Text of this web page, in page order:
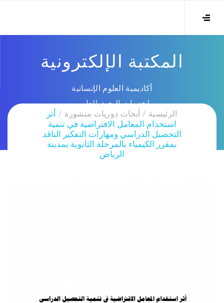
المكتبة الإلكترونية
أكاديمية العلوم الإنسانية
لخدمات البحث العلمي
الرئيسية
أبحاث دوريات منشورة
أثر
استخدام المعامل الافتراضية في تنمية
التحصيل الدراسي ومهارات التفكير الناقد
بمقرر الكيمياء بالمرحلة الثانوية بمدينة
الرياض